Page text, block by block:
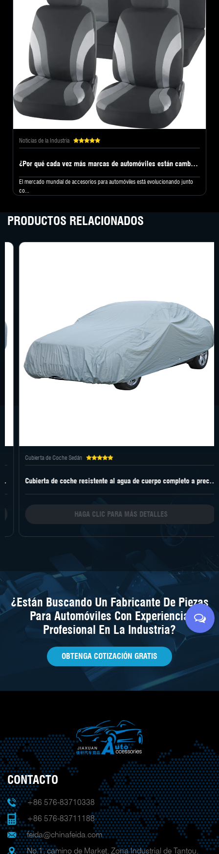
Noticias de la Industria
¿Por qué cada vez más marcas de automóviles están cambiando a una fábrica profesional de fundas para asientos de automóvil?
El mercado mundial de accesorios para automóviles está evolucionando junto
co...
PRODUCTOS RELACIONADOS
Cubierta de Coche Sedán
Cubierta de coche resistente al agua de cuerpo completo a precio de fábrica
HAGA CLIC PARA MÁS DETALLES
¿Están Buscando Un Fabricante De Piezas
Para Automóviles Con Experiencia
Profesional En La Industria?
OBTENGA COTIZACIÓN GRATIS
CONTACTO
+86 576-83710338
+86 576-83711188
feida@chinafeida.com
No.1, camino de Market, Zona Industrial de Tantou,